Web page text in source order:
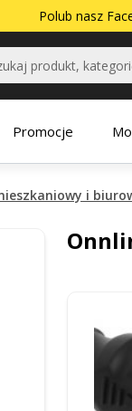
Polub nasz
Promocje
i